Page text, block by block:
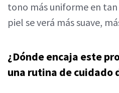
tono más uniforme en tan
piel se verá más suave,
¿Dónde encaja este
una rutina de cuidado